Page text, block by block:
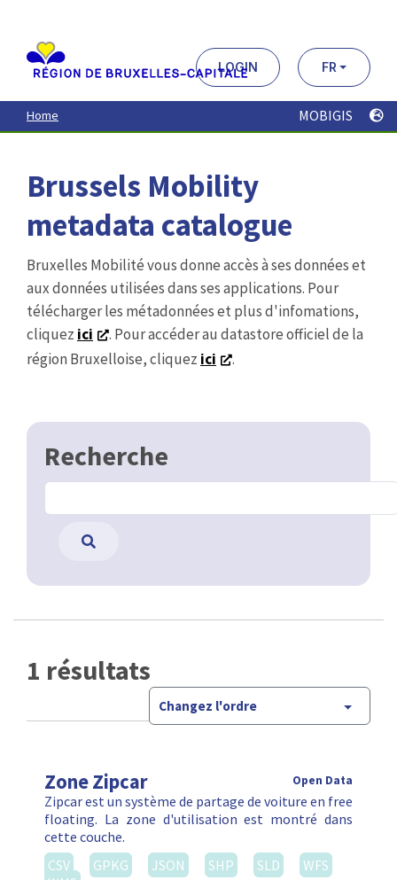
contenu
principal
LOGIN FR
Home MOBIGIS
Brussels Mobility
metadata catalogue
Bruxelles Mobilité vous donne accès à ses données et
aux données utilisées dans ses applications. Pour
télécharger les métadonnées et plus d'infomations,
cliquez ici
. Pour accéder au datastore officiel de la
région Bruxelloise, cliquez ici .
Recherche
1 résultats
Changez l'ordre
Zone Zipcar Open Data
Zipcar est un système de partage de voiture en free
floating. La zone d'utilisation est montré dans
cette couche.
CSV
GPKG JSON SHP SLD
WFS